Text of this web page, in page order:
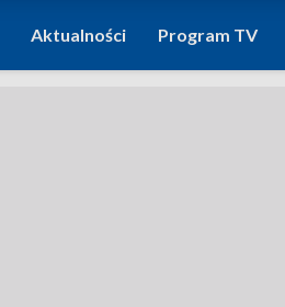
Aktualności Program TV